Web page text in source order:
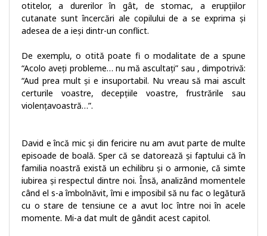
otitelor, a durerilor în gât, de stomac, a erupțiilor
cutanate sunt încercări ale copilului de a se exprima și
adesea de a ieși dintr-un conflict.
De exemplu, o otită poate fi o modalitate de a spune
“Acolo aveți probleme… nu mă ascultați” sau , dimpotrivă:
“Aud prea mult și e insuportabil. Nu vreau să mai ascult
certurile voastre, decepțiile voastre, frustrările sau
violențavoastră…”.
David e încă mic și din fericire nu am avut parte de multe
episoade de boală. Sper că se datorează și faptului că în
familia noastră există un echilibru și o armonie, că simte
iubirea și respectul dintre noi. Însă, analizând momentele
când el s-a îmbolnăvit, îmi e imposibil să nu fac o legătură
cu o stare de tensiune ce a avut loc între noi în acele
momente. Mi-a dat mult de gândit acest capitol.